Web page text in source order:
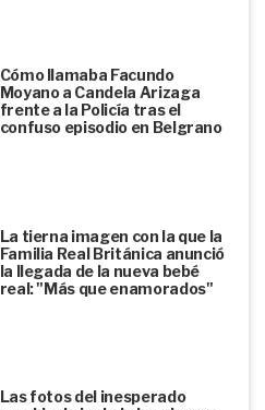
Cómo llamaba Facundo
Moyano a Candela Arizaga
frente a la Policía tras el
confuso episodio en Belgrano
La tierna imagen con la que la
Familia Real Británica anunció
la llegada de la nueva bebé
real: "Más que enamorados"
Las fotos del inesperado